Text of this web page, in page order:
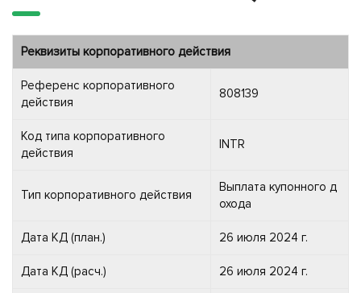
Реквизиты корпоративного действия
Референс корпоративного
действия
808139
Код типа корпоративного
действия
INTR
Тип корпоративного действия
Выплата купонного д
охода
Дата КД (план.) 26 июля 2024 г.
Дата КД (расч.) 26 июля 2024 г.